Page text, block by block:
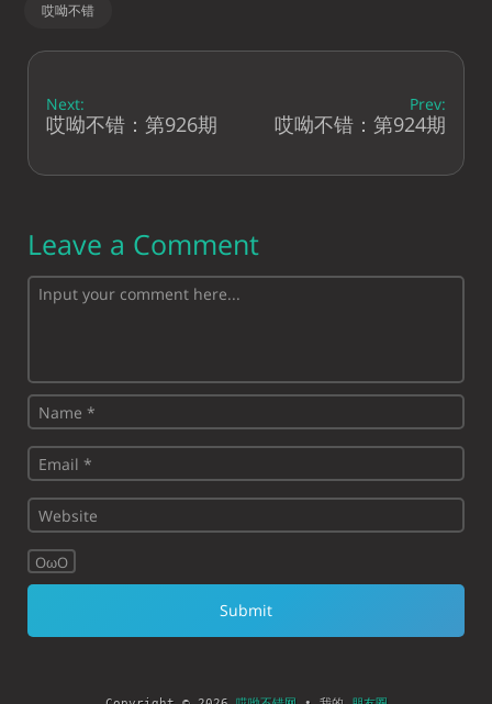
哎呦不错
Next:
哎呦不错：第926期
Prev:
哎呦不错：第924期
Leave a Comment
OωO